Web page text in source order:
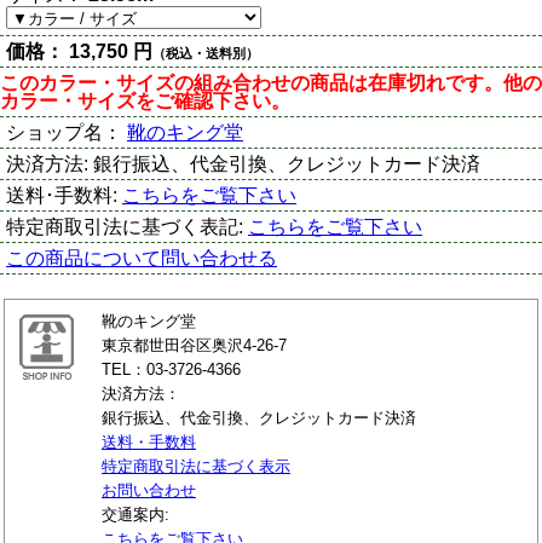
価格： 13,750 円 （税込・送料別）
このカラー・サイズの組み合わせの商品は在庫切れです。他の
カラー・サイズをご確認下さい。
ショップ名： 靴のキング堂
決済方法: 銀行振込、代金引換、クレジットカード決済
送料･手数料: こちらをご覧下さい
特定商取引法に基づく表記: こちらをご覧下さい
この商品について問い合わせる
靴のキング堂
東京都世田谷区奥沢4-26-7
TEL：03-3726-4366
決済方法：
銀行振込、代金引換、クレジットカード決済
送料・手数料
特定商取引法に基づく表示
お問い合わせ
交通案内:
こちらをご覧下さい